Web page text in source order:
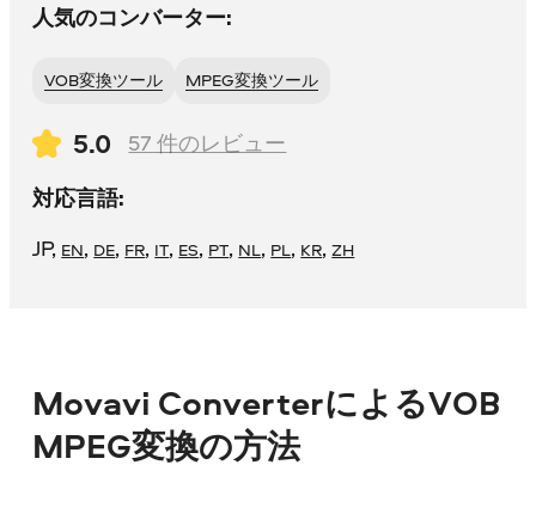
人気のコンバーター:
VOB変換ツール MPEG変換ツール
5.0 57 件のレビュー
対応言語:
JP, EN, DE, FR, IT, ES, PT, NL, PL, KR,ZH
Movavi ConverterによるVOB
MPEG変換の方法